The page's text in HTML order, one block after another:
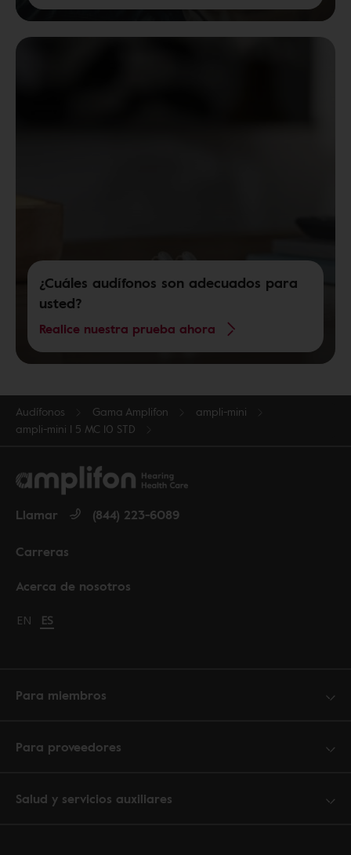
¿Cuáles audífonos son adecuados para
usted?
Realice nuestra prueba ahora
Audífonos Gama Amplifon
ampli-mini
ampli-mini I 5 MC 10 STD
Acerca de nosotros
Carreras
Llamar (844) 223-6089
Change language to English
EN Cambiar idioma a español
ES
Para miembros
Para proveedores
Salud y servicios auxiliares